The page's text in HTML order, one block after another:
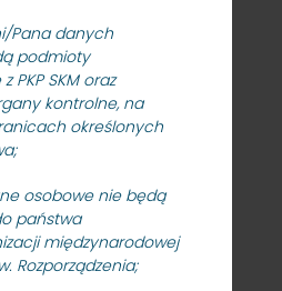
Pana danych
podmioty
PKP SKM oraz
kontrolne, na
określonych
osobowe nie będą
państwa
międzynarodowej
Rozporządzenia;
r. godz. 12.00.
402 KB
739 KB
358 KB